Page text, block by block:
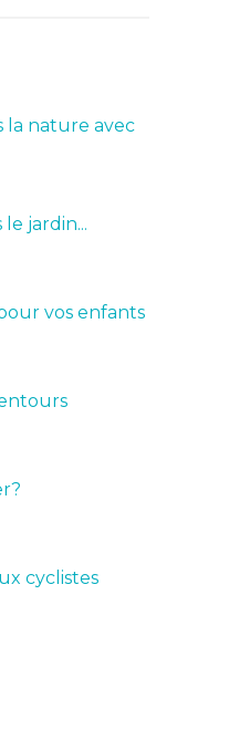
en été
la nature avec
le jardin...
vos enfants
cyclistes